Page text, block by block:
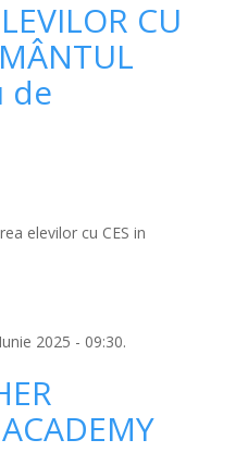
CU
de
elevilor cu CES in
2025 - 09:30.